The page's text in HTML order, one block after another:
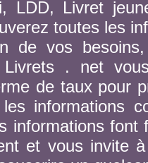
LDD, Livret
toutes les
de vos
Livrets . net
de taux pour
informations
informations
et vous invite